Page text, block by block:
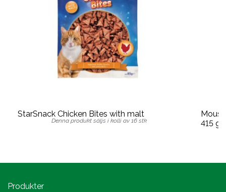
StarSnack Chicken Bites with malt
Denna produkt säljs i kolli av 16 stk
415 g
Produkter